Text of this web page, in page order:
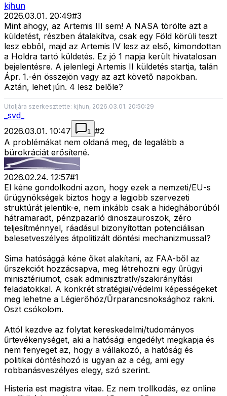
kjhun
2026.03.01. 20:49#3
Mint ahogy, az Artemis III sem! A NASA törölte azt a
küldetést, részben átalakítva, csak egy Föld körüli teszt
lesz ebből, majd az Artemis IV lesz az első, kimondottan
a Holdra tartó küldetés. Ez jó 1 napja került hivatalosan
bejelentésre. A jelenlegi Artemis II küldetés startja, talán
Ápr. 1.-én összejön vagy az azt követő napokban.
Aztán, lehet jún. 4 lesz belőle?
Utoljára szerkesztette: kjhun, 2026.03.01. 20:50:29
_svd_
2026.03.01. 10:47
1 #2
A problémákat nem oldaná meg, de legalább a
bürokráciát erősítené.
2026.02.24. 12:57#1
El kéne gondolkodni azon, hogy ezek a nemzeti/EU-s
űrügynökségek biztos hogy a legjobb szervezeti
struktúrát jelentik-e, nem inkább csak a hidegháborúból
hátramaradt, pénzpazarló dinoszauroszok, zéro
teljesítménnyel, ráadásul bizonyítottan potenciálisan
balesetveszélyes átpolitizált döntési mechanizmussal?
Sima hatósággá kéne őket alakítani, az FAA-ből az
űrszekciót hozzácsapva, meg létrehozni egy űrügyi
minisztériumot, csak adminisztratív/szakirányítási
feladatokkal. A konkrét stratégiai/védelmi képességeket
meg lehetne a Légierőhöz/Űrparancsnoksághoz rakni.
Oszt csókolom.
Attól kezdve az folytat kereskedelmi/tudományos
űrtevékenységet, aki a hatósági engedélyt megkapja és
nem fenyeget az, hogy a vállakozó, a hatóság és
politikai döntéshozó is ugyan az a cég, ami egy
robbanásveszélyes elegy, szó szerint.
Histeria est magistra vitae. Ez nem trollkodás, ez online